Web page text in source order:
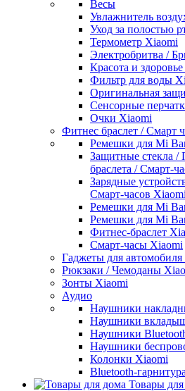
Весы
Увлажнитель
Уход за полостью
Термометр Xiaomi
Электробритва /
Красота и
Фильтр для воды
Оригинальная
Сенсорные
Очки Xiaomi
Фитнес браслет / Смарт
Ремешки для Mi
Защитные стекла /
браслета / Смарт-
Зарядные
Смарт-часов Xiaomi
Ремешки для Mi
Ремешки для Mi
Фитнес-браслет
Смарт-часы Xiaomi
Гаджеты для
Рюкзаки / Чемоданы
Зонты Xiaomi
Аудио
Наушники
Наушники
Наушники
Наушники
Колонки Xiaomi
Bluetooth-
Товары